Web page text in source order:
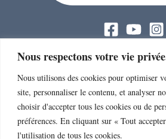
Nous respectons votre vie
Nous utilisons des cookies pour optimiser
site, personnaliser le contenu, et analyser
choisir d'accepter tous les cookies ou de
préférences. En cliquant sur « Tout
l'utilisation de tous les cookies.
PROJET DE L'ASSOCIATION :
> Le projet de l’Association
> 2017-2020 : Le Grand Secret du Lien
> 2023-2025 : Dans la trame du vivant